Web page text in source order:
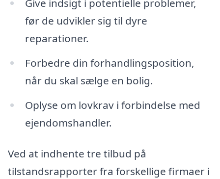
Give indsigt i potentielle problemer,
før de udvikler sig til dyre
reparationer.
Forbedre din forhandlingsposition,
når du skal sælge en bolig.
Oplyse om lovkrav i forbindelse med
ejendomshandler.
Ved at indhente tre tilbud på
tilstandsrapporter fra forskellige firmaer i